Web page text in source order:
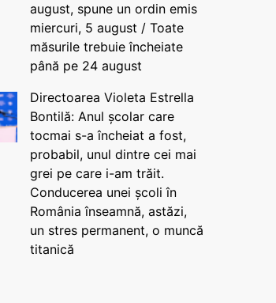
august, spune un ordin emis
miercuri, 5 august / Toate
măsurile trebuie încheiate
până pe 24 august
Directoarea Violeta Estrella
Bontilă: Anul școlar care
tocmai s-a încheiat a fost,
probabil, unul dintre cei mai
grei pe care i-am trăit.
Conducerea unei școli în
România înseamnă, astăzi,
un stres permanent, o muncă
titanică